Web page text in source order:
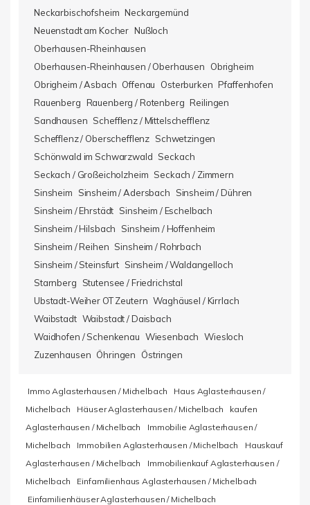
Neckarbischofsheim Neckargemünd
Neuenstadt am Kocher Nußloch
Oberhausen-Rheinhausen
Oberhausen-Rheinhausen / Oberhausen
Obrigheim
Obrigheim / Asbach Offenau Osterburken Pfaffenhofen
Rauenberg Rauenberg / Rotenberg Reilingen
Sandhausen Schefflenz / Mittelschefflenz
Schefflenz / Oberschefflenz Schwetzingen
Schönwald im Schwarzwald Seckach
Seckach / Großeicholzheim Seckach / Zimmern
Sinsheim
Sinsheim / Adersbach
Sinsheim / Dühren
Sinsheim / Ehrstädt Sinsheim / Eschelbach
Sinsheim / Hilsbach
Sinsheim / Hoffenheim
Sinsheim / Reihen Sinsheim / Rohrbach
Sinsheim / Steinsfurt Sinsheim / Waldangelloch
Starnberg
Stutensee / Friedrichstal
Ubstadt-Weiher OT Zeutern Waghäusel / Kirrlach
Waibstadt Waibstadt / Daisbach
Waidhofen / Schenkenau Wiesenbach Wiesloch
Zuzenhausen Öhringen Östringen
Immo Aglasterhausen / Michelbach
Haus Aglasterhausen /
Michelbach
Häuser Aglasterhausen / Michelbach
kaufen
Aglasterhausen / Michelbach
Immobilie Aglasterhausen /
Michelbach
Immobilien Aglasterhausen / Michelbach
Hauskauf
Aglasterhausen / Michelbach
Immobilienkauf Aglasterhausen /
Michelbach
Einfamilienhaus Aglasterhausen / Michelbach
Einfamilienhäuser Aglasterhausen / Michelbach